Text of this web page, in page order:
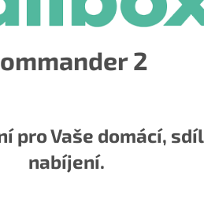
2
pro Vaše domácí,
nabíjení.